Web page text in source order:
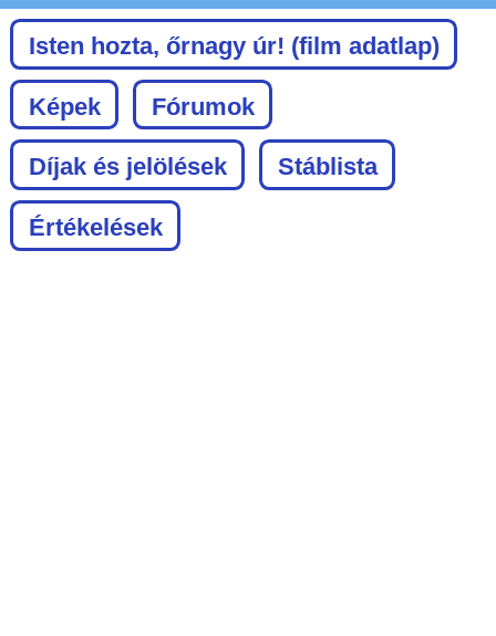
Isten hozta, őrnagy úr! (film adatlap)
Képek Fórumok
Díjak és jelölések Stáblista
Értékelések